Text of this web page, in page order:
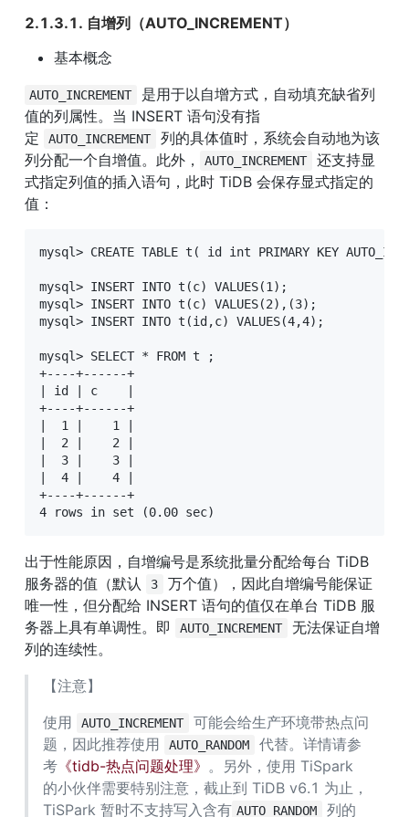
2.1.3.1. 自增列（AUTO_INCREMENT）
基本概念
AUTO_INCREMENT
是用于以自增方式，自动填充缺省列
值的列属性。当 INSERT 语句没有指
定
AUTO_INCREMENT
列的具体值时，系统会自动地为该
列分配一个自增值。此外，
AUTO_INCREMENT
还支持显
式指定列值的插入语句，此时 TiDB 会保存显式指定的
值：
mysql> CREATE TABLE t( id int PRIMARY KEY
mysql> INSERT INTO t(c) VALUES(1);
mysql> INSERT INTO t(c) VALUES(2),(3);
mysql> INSERT INTO t(id,c) VALUES(4,4);
mysql> SELECT * FROM t ;
+----+------+
| id | c    |
+----+------+
|  1 |    1 |
|  2 |    2 |
|  3 |    3 |
|  4 |    4 |
+----+------+
4 rows in set (0.00 sec)
出于性能原因，自增编号是系统批量分配给每台 TiDB
服务器的值（默认
3
万个值），因此自增编号能保证
唯一性，但分配给 INSERT 语句的值仅在单台 TiDB 服
务器上具有单调性。即
AUTO_INCREMENT
无法保证自增
列的连续性。
【注意】
使用
AUTO_INCREMENT
可能会给生产环境带热点问
题，因此推荐使用
AUTO_RANDOM
代替。详情请参
考 《tidb-热点问题处理》 。另外，使用 TiSpark
的小伙伴需要特别注意，截止到 TiDB v6.1 为止，
TiSPark 暂时不支持写入含有 AUTO_RANDOM 列的